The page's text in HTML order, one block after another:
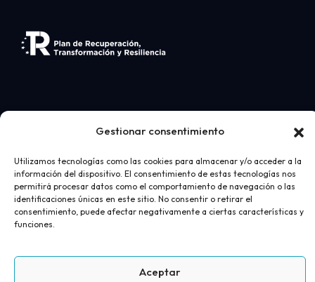
Gestionar consentimiento
Utilizamos tecnologías como las cookies para almacenar y/o acceder a la
información del dispositivo. El consentimiento de estas tecnologías nos
permitirá procesar datos como el comportamiento de navegación o las
identificaciones únicas en este sitio. No consentir o retirar el
consentimiento, puede afectar negativamente a ciertas características y
funciones.
Aceptar
Desarrollo webrealizado porAICOR- Ortopedia
Juan Bravo 2026
Aviso Legal
Política de privacidad